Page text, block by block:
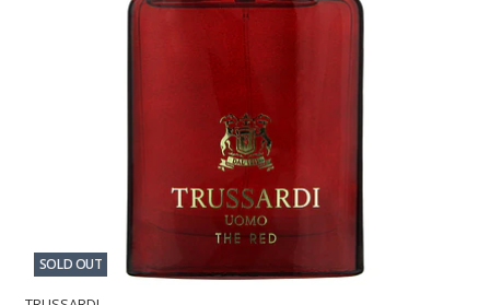
SOLD OUT